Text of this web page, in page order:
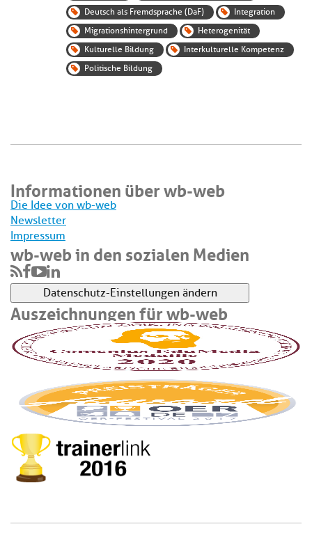
Deutsch als Fremdsprache (DaF)
Integration
Migrationshintergrund
Heterogenität
Kulturelle Bildung
Interkulturelle Kompetenz
Politische Bildung
Informationen über wb-web
Die Idee von wb-web
Newsletter
Impressum
wb-web in den sozialen Medien
Datenschutz-Einstellungen ändern
Auszeichnungen für wb-web